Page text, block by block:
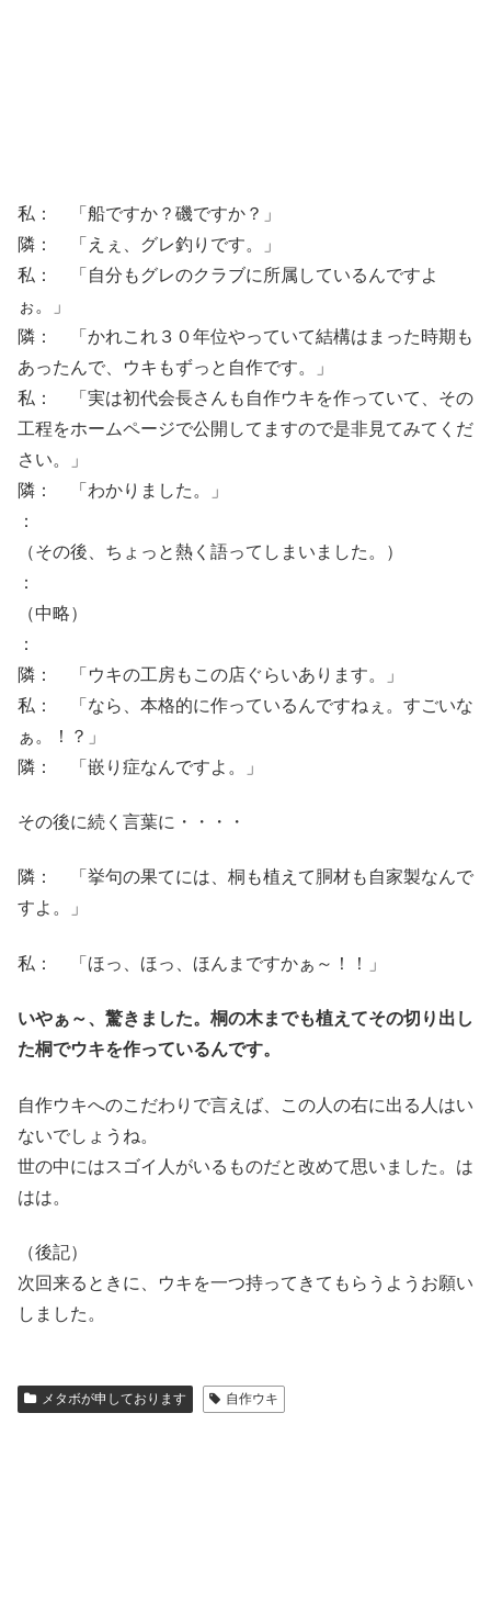
私： 「船ですか？磯ですか？」
隣： 「えぇ、グレ釣りです。」
私： 「自分もグレのクラブに所属しているんですよ
ぉ。」
隣： 「かれこれ３０年位やっていて結構はまった時期も
あったんで、ウキもずっと自作です。」
私： 「実は初代会長さんも自作ウキを作っていて、その
工程をホームページで公開してますので是非見てみてくだ
さい。」
隣： 「わかりました。」
：
（その後、ちょっと熱く語ってしまいました。）
：
（中略）
：
隣： 「ウキの工房もこの店ぐらいあります。」
私： 「なら、本格的に作っているんですねぇ。すごいな
ぁ。！？」
隣： 「嵌り症なんですよ。」
その後に続く言葉に・・・・
隣： 「挙句の果てには、桐も植えて胴材も自家製なんで
すよ。」
私： 「ほっ、ほっ、ほんまですかぁ～！！」
いやぁ～、驚きました。桐の木までも植えてその切り出し
た桐でウキを作っているんです。
自作ウキへのこだわりで言えば、この人の右に出る人はい
ないでしょうね。
世の中にはスゴイ人がいるものだと改めて思いました。は
はは。
（後記）
次回来るときに、ウキを一つ持ってきてもらうようお願い
しました。
メタボが申しております 自作ウキ